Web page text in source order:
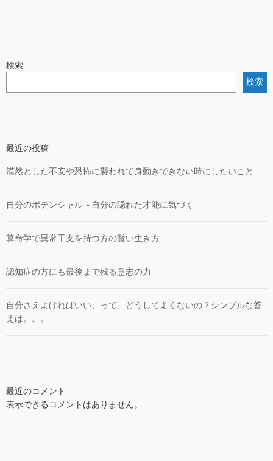
検索
検索
最近の投稿
漠然とした不安や恐怖に襲われて身動きできない時にしたいこと
自分のポテンシャル～自分の隠れた才能に気づく
算命学で異常干支を持つ方の賢い生き方
認知症の方にも最後まで残る意志の力
自分さえよければいい、って、どうしてよくないの？シンプルな答
えは。。。
最近のコメント
表示できるコメントはありません。